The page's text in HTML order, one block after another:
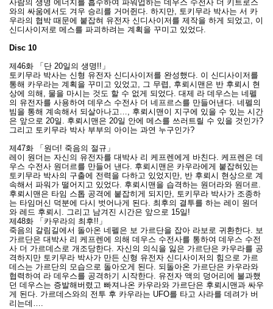
사람의 생명 에너지를 흡수하여 파워업하는 데우스 수전사 더 키트로스
와의 싸움에서도 겨우 승리를 거머쥔다. 하지만, 토키무라 박사는 서 카
우라의 협박 때문에 붙잡혀 유전자 신디사이저를 제작을 하게 되었고, 이
신디사이저로 메스를 파괴하려는 계획을 꾸미고 있었다.
Disc 10
제46화 「단 20일의 생명!!」
토키무라 박사는 신형 유전자 신디사이저를 완성했다. 이 신디사이저를
통해 카우라는 계획을 꾸미고 있었고, 그 무렵, 후뢰시맨은 반 후뢰시 현
상에 의해, 물을 마시는 것도 할 수 없게 되었다. 대제 라 데우스는 네펠
의 유전자를 사용하여 데우스 수전사 더 네프르스를 만들어낸다. 네펠의
빔을 통해 계속해서 되살아나고…, 후뢰시맨이 지구에 있을 수 있는 시간
은 앞으로 20일. 후뢰시맨은 20일 안에 메스를 쓰러트릴 수 있을 것인가?
그리고 토키무라 박사 부부의 아이는 과연 누구인가?
제47화 「원더! 죽음의 절규」
레이 원더는 자신의 유전자를 대박사 리 케프렌에게 바친다. 케프렌은 데
우스 수전사 원더르를 만들어 낸다. 후뢰시맨은 카우라에게 붙잡혀있는
토키무라 박사의 구출에 전력을 다하고 있었지만, 반 후뢰시 현상으로 계
속해서 파워가 떨어지고 있었다. 후뢰시맨을 습격하는 원더라와 원더르.
후뢰시맨은 타임 스톱 공격에 붙잡히게 되지만, 토키무라 박사가 조종하
는 타임머신 덕분에 다시 벗어나게 된다. 최후의 결투를 하는 레이 원더
와 레드 후뢰시. 그리고 남겨진 시간은 앞으로 15일!
제48화 「카우라의 최후!!」
죽음의 갈림길에서 돌아온 네펠은 보 가르단을 잡아 라보로 귀환한다. 보
가르단은 대박사 리 케프렌에 의해 데우스 수전사를 통하여 데우스 수전
사 더 가르데스로 개조당한다. 자신의 의식을 잃은 가르단은 카우라를 공
격하지만 토키무라 박사가 만든 신형 유전자 신디사이저의 힘으로 가르
데스는 가르단의 모습으로 돌아오게 된다. 되돌아온 가르단은 카우라와
협력하여 라 데우스를 공격하기 시작한다. 유전자 액의 덩어리에 불과했
던 데우스는 증발해버렸고 빠져나온 카우라와 가르단은 후뢰시맨과 싸우
게 된다. 가르데스와의 전투 후 카우라는 UFO를 타고 사라를 데려가 버
리는데….